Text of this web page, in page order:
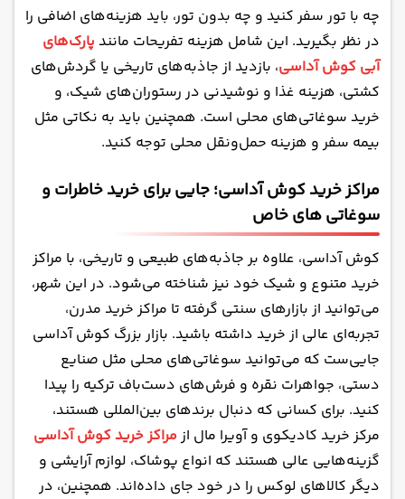
چه با تور سفر کنید و چه بدون تور، باید هزینه‌های اضافی را
در نظر بگیرید. این شامل هزینه تفریحات مانند پارک‌های
آبی کوش آداسی، بازدید از جاذبه‌های تاریخی یا گردش‌های
کشتی، هزینه غذا و نوشیدنی در رستوران‌های شیک، و
خرید سوغاتی‌های محلی است. همچنین باید به نکاتی مثل
بیمه سفر و هزینه حمل‌ونقل محلی توجه کنید.
مراکز خرید کوش آداسی؛ جایی برای خرید خاطرات و
سوغاتی های خاص
کوش آداسی، علاوه بر جاذبه‌های طبیعی و تاریخی، با مراکز
خرید متنوع و شیک خود نیز شناخته می‌شود. در این شهر،
می‌توانید از بازارهای سنتی گرفته تا مراکز خرید مدرن،
تجربه‌ای عالی از خرید داشته باشید. بازار بزرگ کوش آداسی
جایی‌ست که می‌توانید سوغاتی‌های محلی مثل صنایع
دستی، جواهرات نقره و فرش‌های دست‌باف ترکیه را پیدا
کنید. برای کسانی که دنبال برندهای بین‌المللی هستند،
مرکز خرید کادیکوی و آویرا مال ازمراکز خرید کوش آداسی
گزینه‌هایی عالی هستند که انواع پوشاک، لوازم آرایشی و
دیگر کالاهای لوکس را در خود جای داده‌اند. همچنین، در